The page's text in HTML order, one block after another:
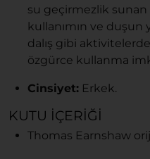
su geçirmezlik sunan
kullanımın ve duşun
dalış gibi
özgürce kullanma
Cinsiyet: Erkek.
KUTU İÇERIĞI
Thomas Earnshaw